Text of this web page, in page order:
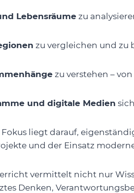
Lebensräumezu
zu vergleichen und zu
zu verstehen –
und digitale Medien
Fokus liegt darauf,
und der Einsatz
vermittelt nicht nur
Denken,